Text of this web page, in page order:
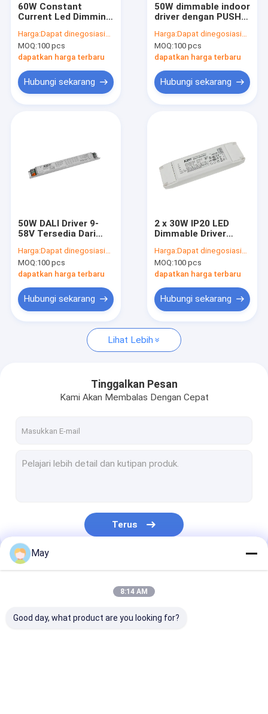
Pertunjukan VR
Hubungi Kami
Berita
Minta Kutipan
Microwave sensor gerak
Sensor Gerak Pir
Sensor Fungsi Mati
60W Constant
Current Led Dimming
dimming
Harga:Dapat dinegosiasikan
MOQ:100 pcs
dapatkan harga terbaru
Hubungi sekarang
50W dimmable indoor
driver dengan PUSH
Harga:Dapat dinegosiasikan
MOQ:100 pcs
dapatkan harga terbaru
Hubungi sekarang
50W DALI Driver 9-
58V Tersedia Dari
1400mA Untuk
Lampu Panel LED
Harga:Dapat dinegosiasikan
MOQ:100 pcs
dapatkan harga terbaru
Hubungi sekarang
2 x 30W IP20 LED
Dimmable Driver
Untuk lampu panel
LED
Harga:Dapat dinegosiasikan
MOQ:100 pcs
dapatkan harga terbaru
Hubungi sekarang
Lihat Lebih
Tinggalkan Pesan
Kami Akan Membalas Dengan Cepat
Terus
Kategori Kami
May
8:14 AM
Good day, what product are you looking for?